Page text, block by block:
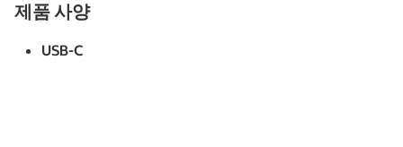
제품 사양
USB-C